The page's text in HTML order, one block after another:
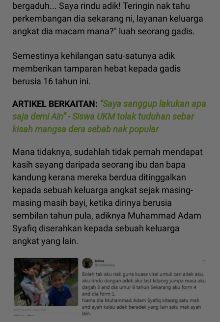
bergaduh... Saya rindu adik! Teringin nak tahu
perkembangan dia sekarang ni, layanan keluarga
angkat dia macam mana?" luah seorang gadis.
Semestinya kehilangan satu-satunya adik
memberikan tamparan hebat kepada gadis
berusia 16 tahun ini.
ARTIKEL BERKAITAN: “Saya sanggup lakukan apa
saja demi Ain” - Siswa UKM tolak tuduhan sebar
kisah mangsa dera sebab nak popular
Mana tidaknya, sudahlah tidak pernah mendapat
kasih sayang daripada seorang ibu dan bapa
kandung kerana mereka berdua ditinggalkan
kepada sebuah keluarga angkat sejak masing-
masing masih bayi, ketika dirinya berusia
sembilan tahun pula, adiknya Muhammad Adam
Syafiq diserahkan kepada sebuah keluarga
angkat yang lain.